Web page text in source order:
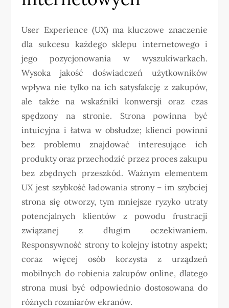
User Experience (UX) ma kluczowe znaczenie
dla sukcesu każdego sklepu internetowego i
jego pozycjonowania w wyszukiwarkach.
Wysoka jakość doświadczeń użytkowników
wpływa nie tylko na ich satysfakcję z zakupów,
ale także na wskaźniki konwersji oraz czas
spędzony na stronie. Strona powinna być
intuicyjna i łatwa w obsłudze; klienci powinni
bez problemu znajdować interesujące ich
produkty oraz przechodzić przez proces zakupu
bez zbędnych przeszkód. Ważnym elementem
UX jest szybkość ładowania strony – im szybciej
strona się otworzy, tym mniejsze ryzyko utraty
potencjalnych klientów z powodu frustracji
związanej z długim oczekiwaniem.
Responsywność strony to kolejny istotny aspekt;
coraz więcej osób korzysta z urządzeń
mobilnych do robienia zakupów online, dlatego
strona musi być odpowiednio dostosowana do
różnych rozmiarów ekranów.